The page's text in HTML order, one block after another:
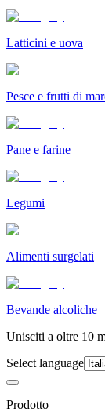
Latticini e uova
Pesce e frutti di
Pane e farine
Legumi
Alimenti surgelati
Bevande alcoliche
Unisciti a oltre 10
Select language
Prodotto